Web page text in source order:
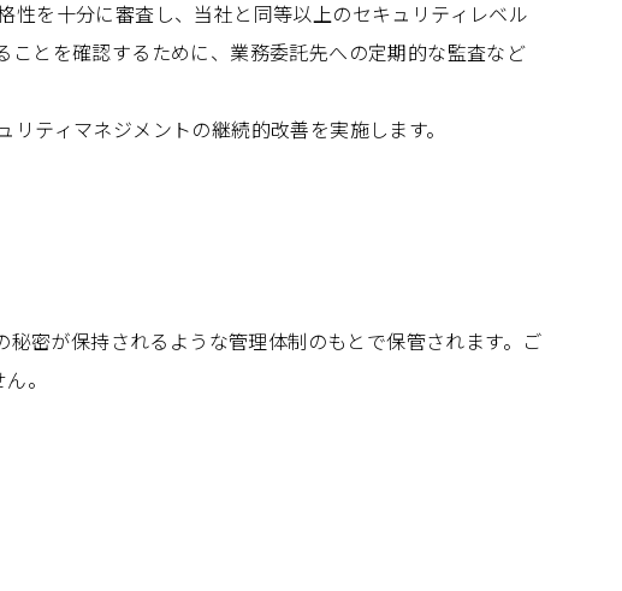
を十分に審査し、当社と同等以上のセキュリティレベル
とを確認するために、業務委託先への定期的な監査など
ティマネジメントの継続的改善を実施します。
密が保持されるような管理体制のもとで保管されます。ご
。